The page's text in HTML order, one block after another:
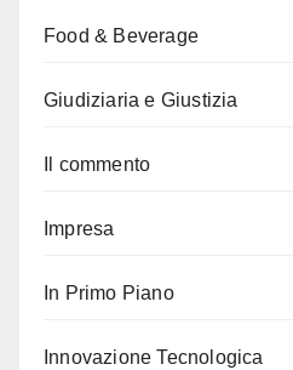
Food & Beverage
Giudiziaria e Giustizia
Il commento
Impresa
In Primo Piano
Innovazione Tecnologica